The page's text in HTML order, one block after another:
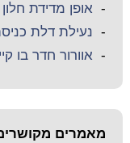
-אופן מדידת
- נעילת דלת
-אוורור חדר בו
מאמרים